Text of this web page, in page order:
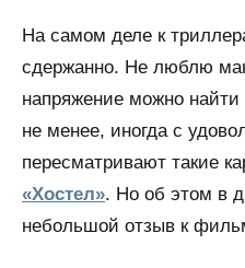
На самом деле к
сдержанно. Не люблю
напряжение можно
не менее, иногда с
пересматривают такие
«Хостел». Но об этом в
небольшой отзыв к